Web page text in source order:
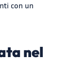
con un
nel